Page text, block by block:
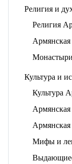
Религия и
Религия
Армянская
Культура и
Культура
Армянская
Мифы и